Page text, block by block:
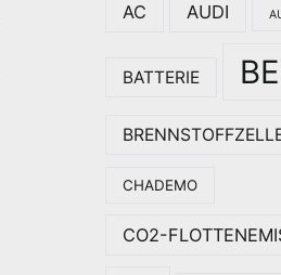
AC AUDI
BATTERIE
CHADEMO
CO2-